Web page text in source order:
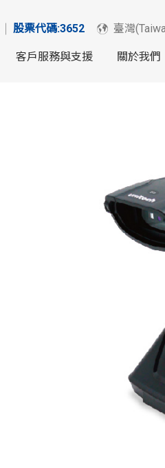
股票代碼:3652 臺灣
客戶服務與支援 關於我們